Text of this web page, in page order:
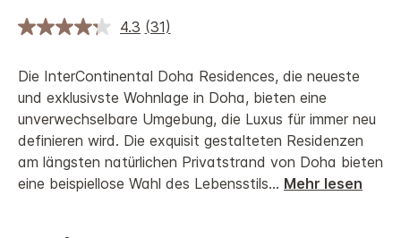
4.3 (31)
Die InterContinental Doha Residences, die neueste
und exklusivste Wohnlage in Doha, bieten eine
unverwechselbare Umgebung, die Luxus für immer neu
definieren wird. Die exquisit gestalteten Residenzen
am längsten natürlichen Privatstrand von Doha bieten
eine beispiellose Wahl des Lebensstils... Mehr lesen